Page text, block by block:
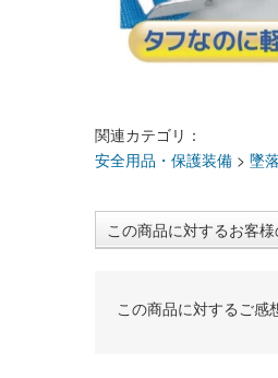
関連カテゴリ：
安全用品・保護装備 > 墜
この商品に対するお客
この商品に対するご感